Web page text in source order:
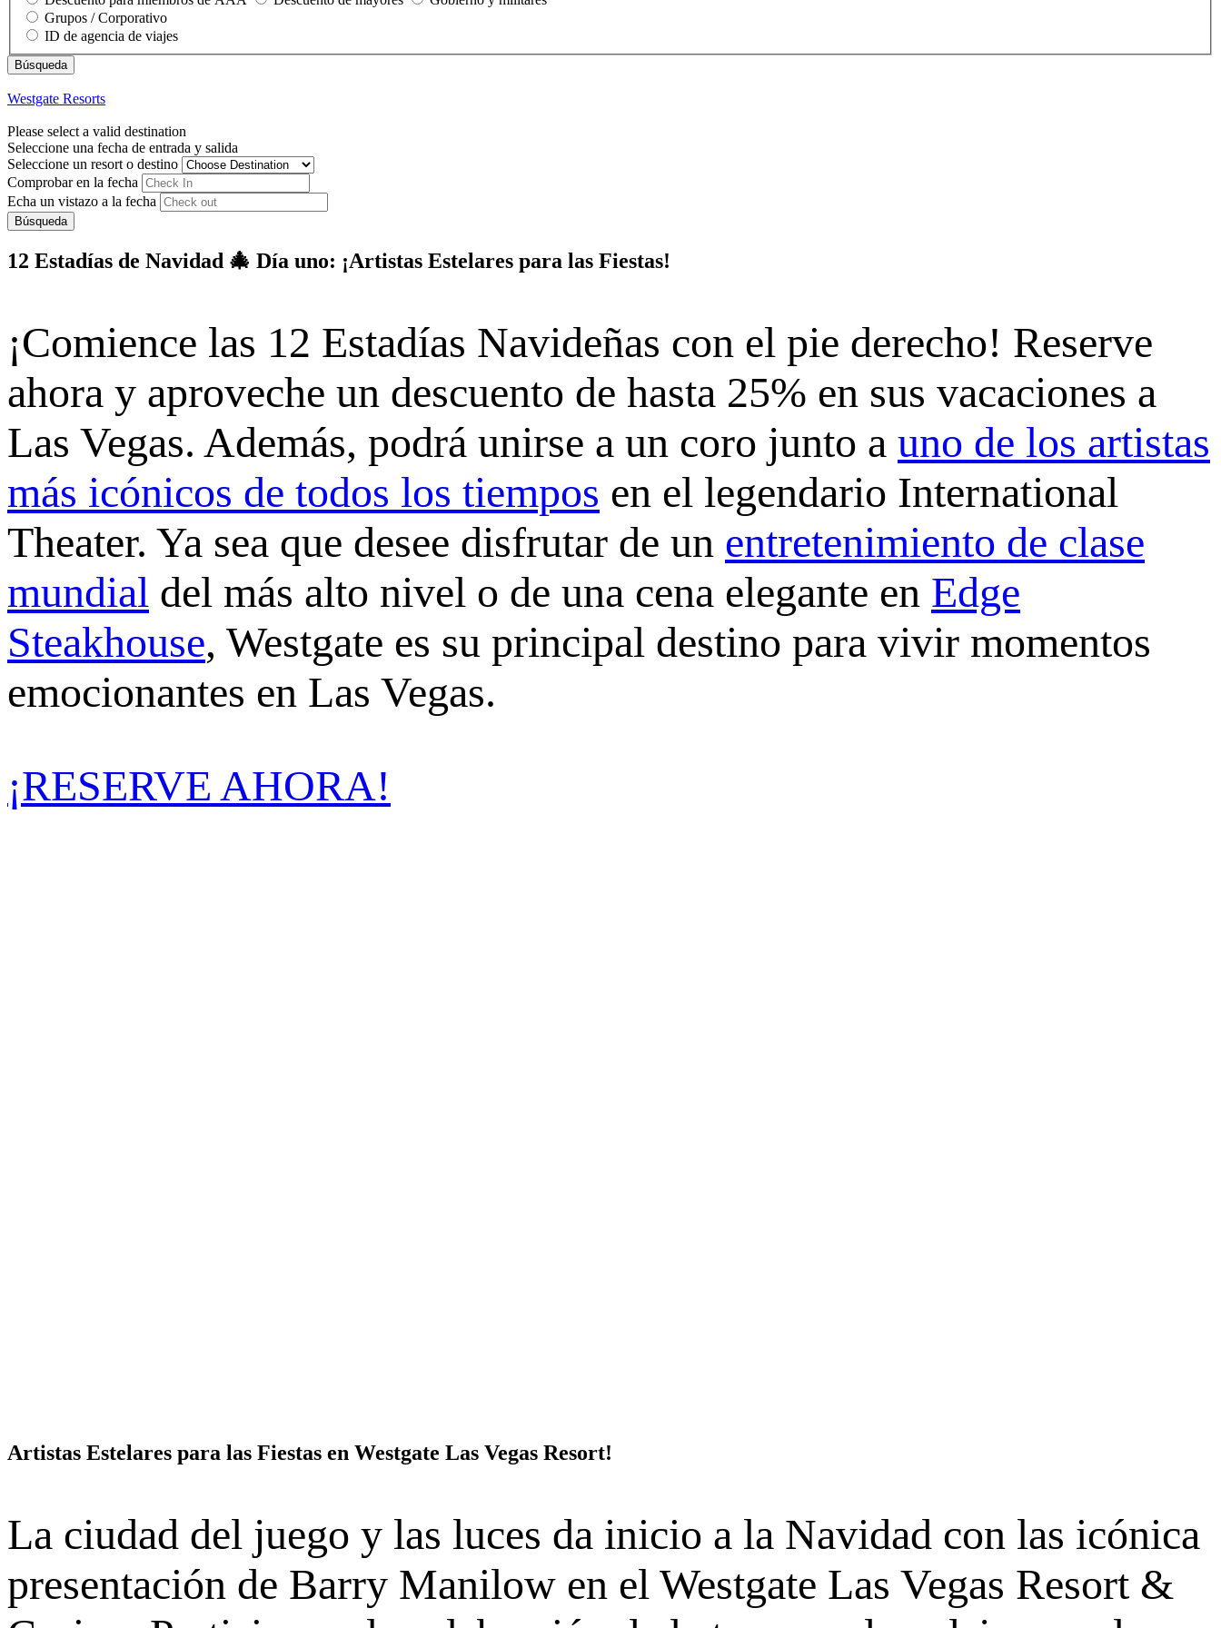
Grupos / Corporativo
ID de agencia de viajes
Westgate Resorts
Please select a valid destination
Seleccione una fecha de entrada y salida
Seleccione un resort o destino
Comprobar en la fecha
Echa un vistazo a la fecha
Búsqueda
12 Estadías de Navidad 🎄 Día uno: ¡Artistas Estelares para las Fiestas!
¡Comience las 12 Estadías Navideñas con el pie derecho! Reserve
ahora y aproveche un descuento de hasta 25% en sus vacaciones a
Las Vegas. Además, podrá unirse a un coro junto a uno de los artistas
más icónicos de todos los tiempos en el legendario International
Theater. Ya sea que desee disfrutar de un entretenimiento de clase
mundial del más alto nivel o de una cena elegante en Edge
Steakhouse, Westgate es su principal destino para vivir momentos
emocionantes en Las Vegas.
¡RESERVE AHORA!
Artistas Estelares para las Fiestas en Westgate Las Vegas Resort!
La ciudad del juego y las luces da inicio a la Navidad con las icónica
presentación de Barry Manilow en el Westgate Las Vegas Resort &